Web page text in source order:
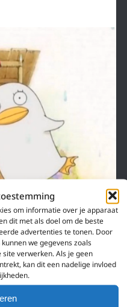
om informatie over je apparaat
dit met als doel om de beste
advertenties te tonen. Door
we gegevens zoals
verwerken. Als je geen
kan dit een nadelige invloed
Gisteren hadden Yasumi
het zijn er héél wat! Ik…